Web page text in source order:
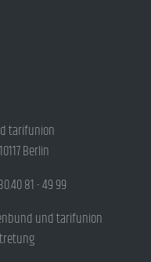
tarifunion
Berlin
81 - 49 99
und tarifunion